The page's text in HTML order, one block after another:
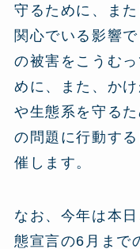
守るために、ま
関心でいる影響
の被害をこうむ
めに、また、か
や生態系を守る
の問題に行動す
催します。
なお、今年は本
態宣言の6月まで